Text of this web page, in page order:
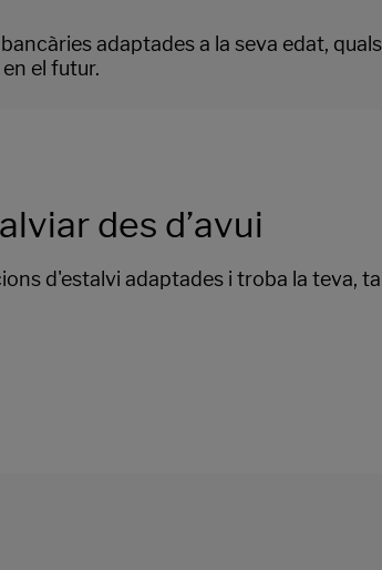
adaptades a la seva edat,
el futur.
des d’avui
d'estalvi adaptades i troba la teva,